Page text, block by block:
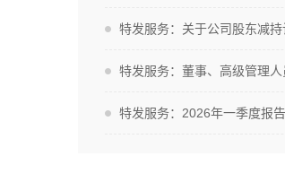
特发服务：关于公司股东减持
特发服务：董事、高级管理人
特发服务：2026年一季度报告